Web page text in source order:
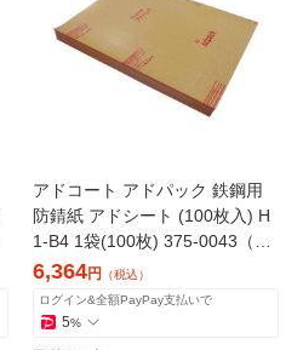
アドコート アドパック 鉄鋼用
防錆紙 アドシート (100枚入) H
1-B4 1袋(100枚) 375-0043（直
送品）
6,364円
（税込）
ログイン&全額PayPay支払いで
5%